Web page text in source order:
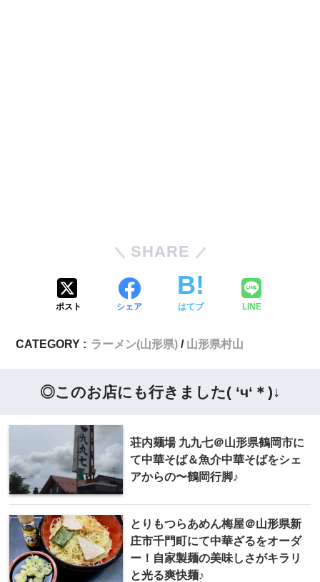
SHARE
ポスト シェア はてブ LINE
CATEGORY : ラーメン(山形県) 山形県村山
◎このお店にも行きました( ‘ч‘＊)↓
荘内麺場 九九七＠山形県鶴岡市に
て中華そば＆魚介中華そばをシェ
アからの〜鶴岡行脚♪
とりもつらあめん梅屋＠山形県新
庄市千門町にて中華ざるをオーダ
ー！自家製麺の美味しさがキラリ
と光る爽快麺♪